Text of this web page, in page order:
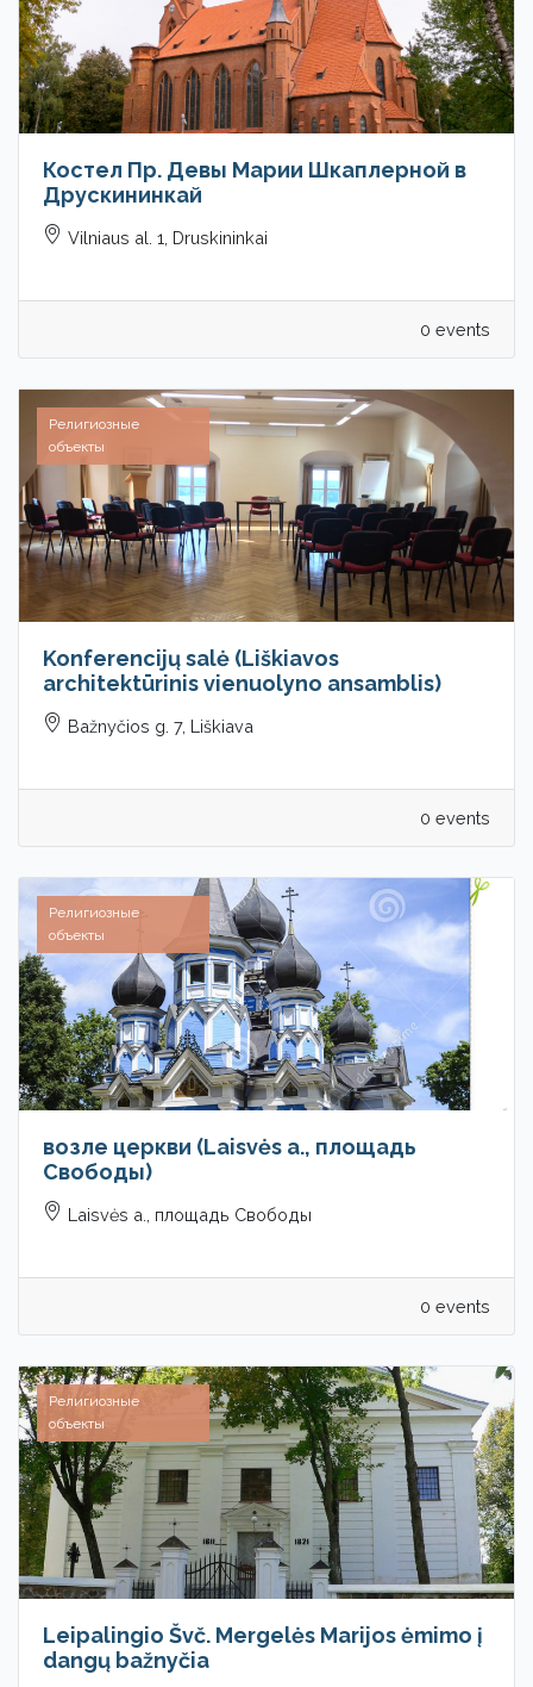
Костел Пр. Девы Марии Шкаплерной в
Друскининкай
Vilniaus al. 1, Druskininkai
0 events
Религиозные
объекты
Konferencijų salė (Liškiavos
architektūrinis vienuolyno ansamblis)
Bažnyčios g. 7, Liškiava
0 events
Религиозные
объекты
возле церкви (Laisvės a., площадь
Свободы)
Laisvės a., площадь Свободы
0 events
Религиозные
объекты
Leipalingio Švč. Mergelės Marijos ėmimo į
dangų bažnyčia